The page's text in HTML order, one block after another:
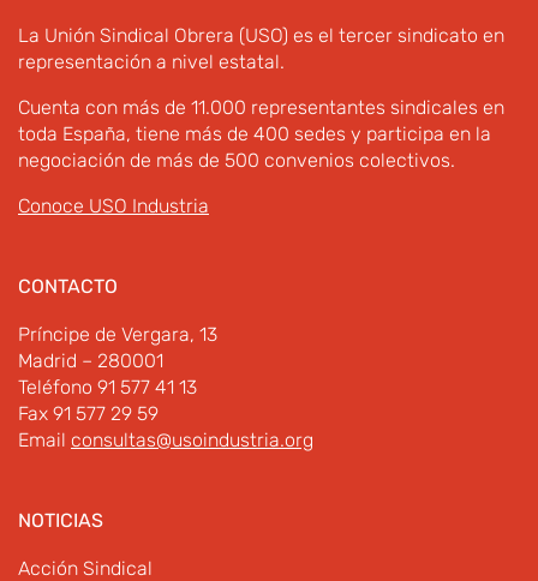
La Unión Sindical Obrera (USO) es el tercer sindicato en
representación a nivel estatal.
Cuenta con más de 11.000 representantes sindicales en
toda España, tiene más de 400 sedes y participa en la
negociación de más de 500 convenios colectivos.
Conoce USO Industria
CONTACTO
Príncipe de Vergara, 13
Madrid – 280001
Teléfono 91 577 41 13
Fax 91 577 29 59
Email consultas@usoindustria.org
NOTICIAS
Acción Sindical